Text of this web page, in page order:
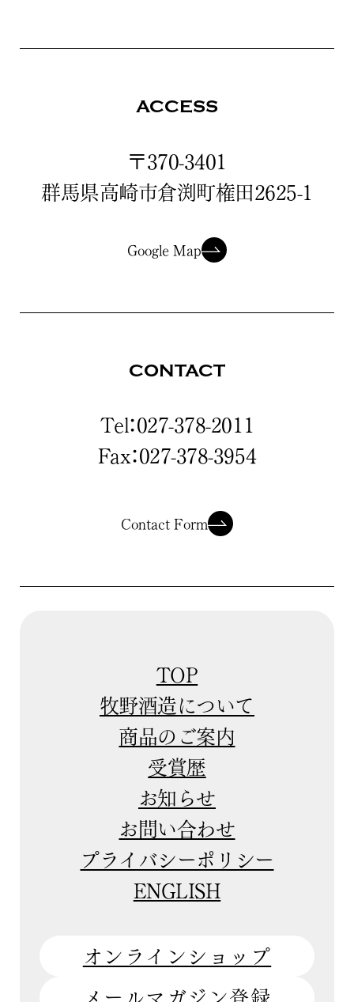
ACCESS
〒370-3401
群馬県高崎市倉渕町権田2625-1
Google Map
CONTACT
Tel：027-378-2011
Fax：027-378-3954
Contact Form
TOP
牧野酒造について
商品のご案内
受賞歴
お知らせ
お問い合わせ
プライバシーポリシー
ENGLISH
オンラインショップ
メールマガジン登録